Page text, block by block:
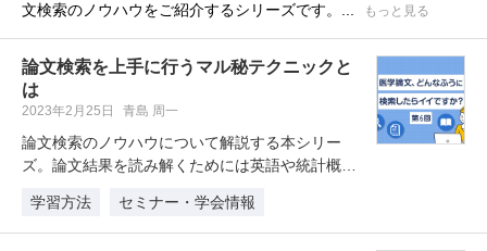
文検索のノウハウをご紹介するシリーズです。...
もっと見る
論文検索を上手に行うマル秘テクニックと
は
2023年2月25日 青島 周一
論文検索のノウハウについて解説する本シリー
ズ。論文結果を読み解くためには英語や統計概念
学習方法
セミナー・学会情報